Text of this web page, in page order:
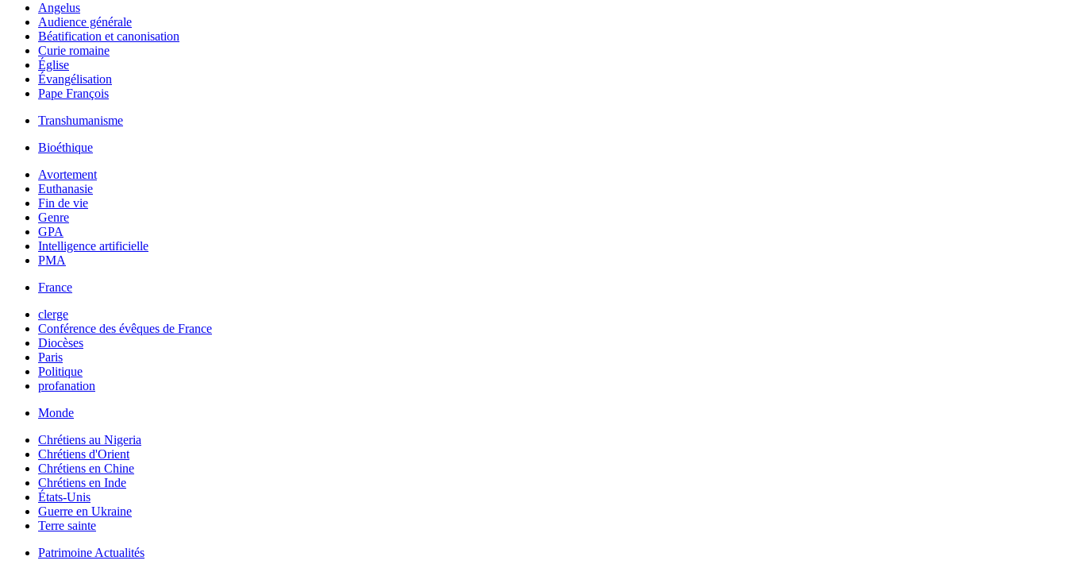
Angelus
Audience générale
Béatification et canonisation
Curie romaine
Église
Évangélisation
Pape François
Transhumanisme
Bioéthique
Avortement
Euthanasie
Fin de vie
Genre
GPA
Intelligence artificielle
PMA
France
clerge
Conférence des évêques de France
Diocèses
Paris
Politique
profanation
Monde
Chrétiens au Nigeria
Chrétiens d'Orient
Chrétiens en Chine
Chrétiens en Inde
États-Unis
Guerre en Ukraine
Terre sainte
Patrimoine Actualités